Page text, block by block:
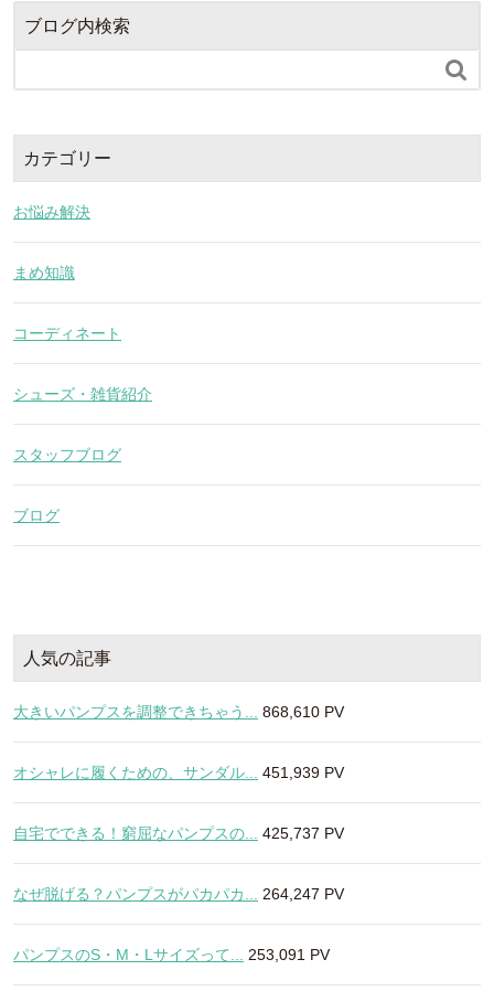
ブログ内検索

カテゴリー
お悩み解決
まめ知識
コーディネート
シューズ・雑貨紹介
スタッフブログ
ブログ
人気の記事
大きいパンプスを調整できちゃう... 868,610 PV
オシャレに履くための、サンダル... 451,939 PV
自宅でできる！窮屈なパンプスの... 425,737 PV
なぜ脱げる？パンプスがパカパカ... 264,247 PV
パンプスのS・M・Lサイズって... 253,091 PV